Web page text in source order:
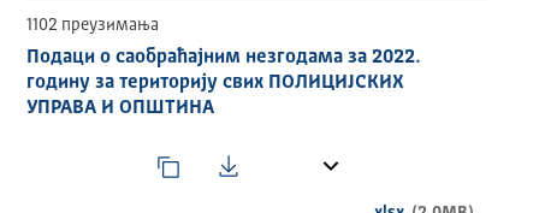
1102 преузимања
Подаци о саобраћајним незгодама за 2022.
годину за територију свих ПОЛИЦИЈСКИХ
УПРАВА И ОПШТИНА